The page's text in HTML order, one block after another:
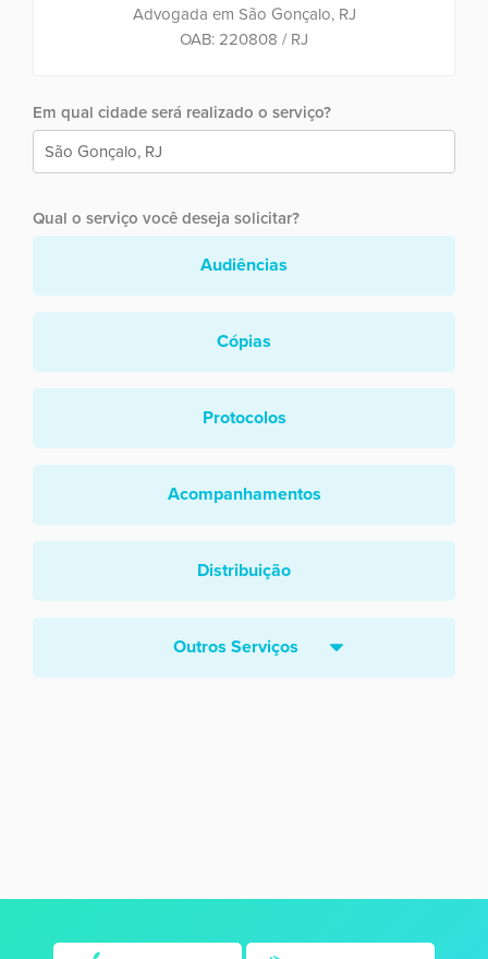
Advogada em São Gonçalo, RJ
OAB: 220808 / RJ
Em qual cidade será realizado o serviço?
Qual o serviço você deseja solicitar?
Audiências
Cópias
Protocolos
Acompanhamentos
Distribuição
Outros Serviços